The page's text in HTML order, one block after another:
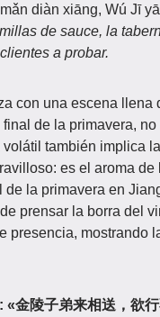
diàn xiāng, Wú Jī
de sauce, la
a probar.
con una escena llena
de la primavera,
también implica
es el aroma
de la primavera en
prensar la borra del
presencia,
金陵子弟来相送，欲